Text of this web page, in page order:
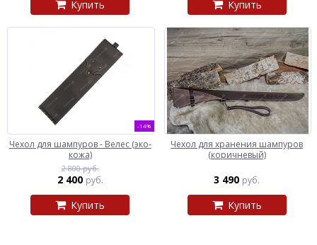
Купить Купить
-14%
Чехол для шампуров - Велес (эко-
кожа)
2 800 руб.
2 400 руб.
Купить
Чехол для хранения шампуров
(коричневый)
3 490 руб.
Купить